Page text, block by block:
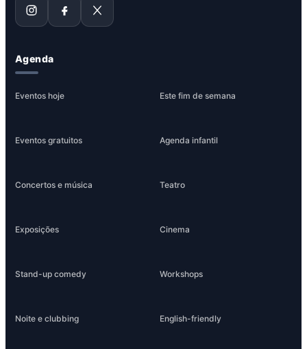
Agenda
Eventos hoje Este fim de semana
Eventos gratuitos Agenda infantil
Concertos e música Teatro
Exposições Cinema
Stand-up comedy Workshops
Noite e clubbing English-friendly